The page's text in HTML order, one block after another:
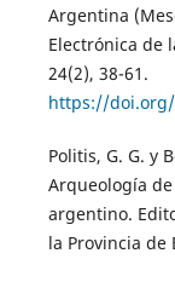
Argentina
Electrónica de
24(2), 38-61.
https://doi.org/
Politis, G. G. y
Arqueología
argentino.
la Provincia de